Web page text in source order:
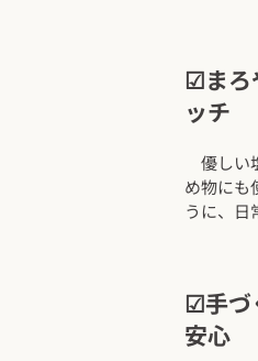
☑まろ
ッチ
優しい
め物にも
うに、日
☑手づ
安心